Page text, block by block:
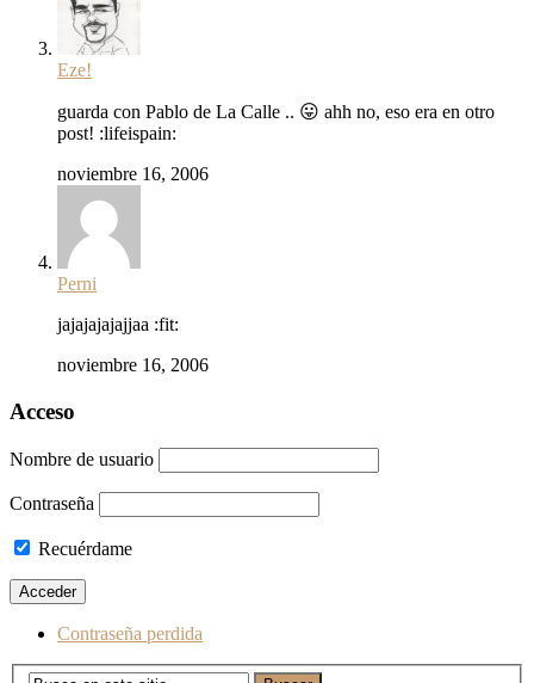
Eze!
guarda con Pablo de La Calle .. 😛 ahh no, eso era en otro
post! :lifeispain:
noviembre 16, 2006
Perni
jajajajajajjaa :fit:
noviembre 16, 2006
Acceso
Nombre de usuario
Contraseña
Recuérdame
Contraseña perdida